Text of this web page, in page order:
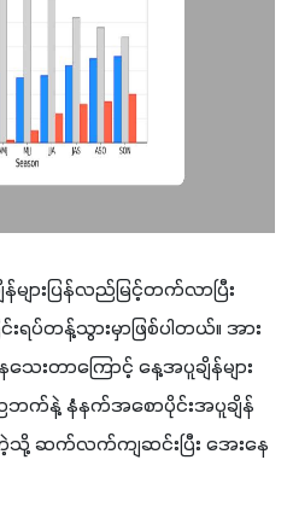
များပြန်လည်မြင့်တက်လာပြီး
ရပ်တန့်သွားမှာဖြစ်ပါတယ်။ အား
းတာကြောင့် နေ့အပူချိန်များ
ဘက်နဲ့ နံနက်အစောပိုင်းအပူချိန်
ကဲ့သို့ ဆက်လက်ကျဆင်းပြီး အေးနေ